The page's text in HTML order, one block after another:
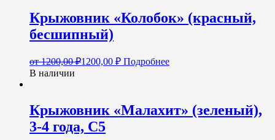
Крыжовник «Колобок» (красный,
бесшипный)
от1200,00₽1200,00 ₽ Подробнее
В наличии
Крыжовник «Малахит» (зеленый),
3-4 года, С5